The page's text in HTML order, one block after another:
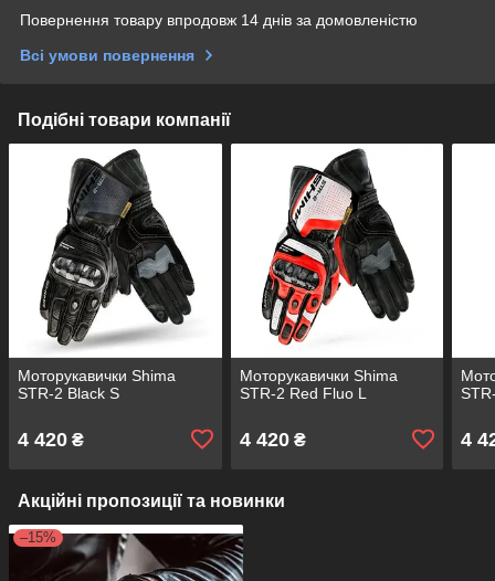
Повернення товару впродовж 14 днів за домовленістю
Всі умови повернення
Подібні товари компанії
Моторукавички Shima
STR-2 Black S
4 420 ₴
Моторукавички Shima
STR-2 Red Fluo L
4 420₴ 4
Акційні пропозиції та новинки
–15%